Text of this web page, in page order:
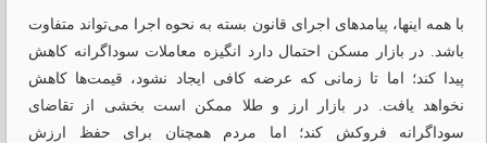
با همه اینها، پیامدهای اجرای قانون بسته به نحوه اجرا می‌تواند متفاوت
باشد. در بازار مسکن احتمال دارد انگیزه معاملات سوداگرانه کاهش
پیدا کند؛ اما تا زمانی که عرضه کافی ایجاد نشود، قیمت‌ها کاهش
نخواهد یافت. در بازار ارز و طلا ممکن است بخشی از تقاضای
سوداگرانه فروکش کند؛ اما مردم همچنان برای حفظ ارزش